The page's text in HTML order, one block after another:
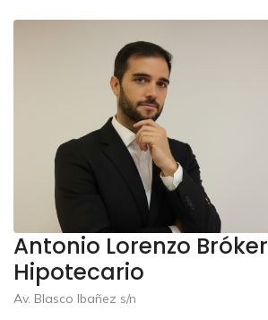
Antonio Lorenzo Bróker
Hipotecario
Av. Blasco Ibañez s/n